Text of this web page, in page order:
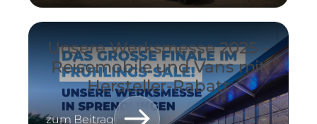
Unsere Werksmesse 2025 –
Reisemobile und Vans mit
Hersteller-Rabatt
zum Beitrag